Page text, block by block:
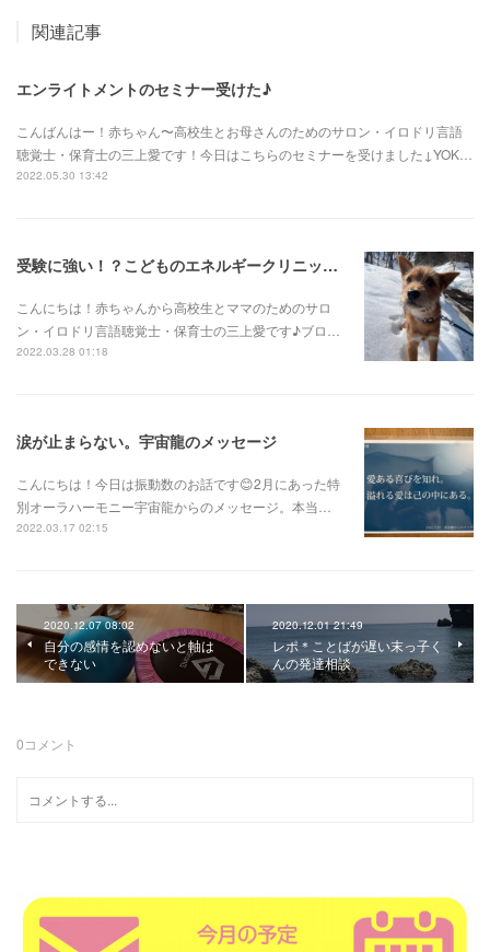
関連記事
エンライトメントのセミナー受けた♪
こんばんはー！赤ちゃん〜高校生とお母さんのためのサロン・イロドリ言語
聴覚士・保育士の三上愛です！今日はこちらのセミナーを受けました↓YOK…
2022.05.30 13:42
受験に強い！？こどものエネルギークリニック＆発達相談
こんにちは！赤ちゃんから高校生とママのためのサロ
ン・イロドリ言語聴覚士・保育士の三上愛です♪ブロ…
2022.03.28 01:18
涙が止まらない。宇宙龍のメッセージ
こんにちは！今日は振動数のお話です😊2月にあった特
別オーラハーモニー宇宙龍からのメッセージ。本当…
2022.03.17 02:15
2020.12.07 08:02
自分の感情を認めないと軸は
できない
2020.12.01 21:49
レポ＊ことばが遅い末っ子く
んの発達相談
0コメント